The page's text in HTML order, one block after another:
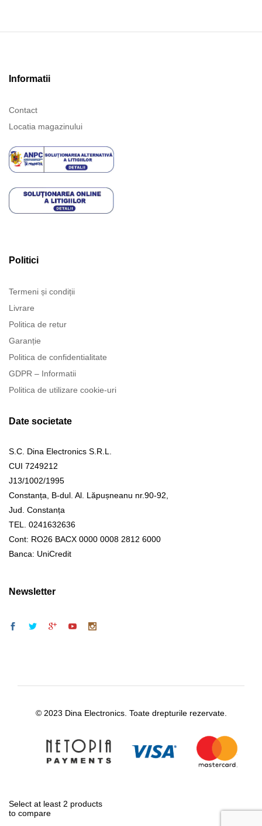
Informatii
Contact
Locatia magazinului
Politici
Termeni și condiții
Livrare
Politica de retur
Garanție
Politica de confidentialitate
GDPR – Informatii
Politica de utilizare cookie-uri
Date societate
S.C. Dina Electronics S.R.L.
CUI 7249212
J13/1002/1995
Constanța, B-dul. Al. Lăpușneanu nr.90-92,
Jud. Constanța
TEL. 0241632636
Cont: RO26 BACX 0000 0008 2812 6000
Banca: UniCredit
Newsletter
© 2023 Dina Electronics. Toate drepturile rezervate.
Select at least 2 products
to compare